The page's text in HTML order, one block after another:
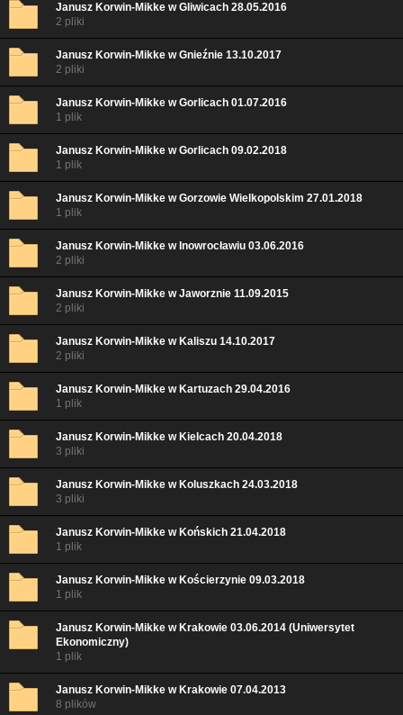
Janusz Korwin-Mikke w Gliwicach 28.05.2016
2 pliki
Janusz Korwin-Mikke w Gnieźnie 13.10.2017
2 pliki
Janusz Korwin-Mikke w Gorlicach 01.07.2016
1 plik
Janusz Korwin-Mikke w Gorlicach 09.02.2018
1 plik
Janusz Korwin-Mikke w Gorzowie Wielkopolskim 27.01.2018
1 plik
Janusz Korwin-Mikke w Inowrocławiu 03.06.2016
2 pliki
Janusz Korwin-Mikke w Jaworznie 11.09.2015
2 pliki
Janusz Korwin-Mikke w Kaliszu 14.10.2017
2 pliki
Janusz Korwin-Mikke w Kartuzach 29.04.2016
1 plik
Janusz Korwin-Mikke w Kielcach 20.04.2018
3 pliki
Janusz Korwin-Mikke w Koluszkach 24.03.2018
3 pliki
Janusz Korwin-Mikke w Końskich 21.04.2018
1 plik
Janusz Korwin-Mikke w Kościerzynie 09.03.2018
1 plik
Janusz Korwin-Mikke w Krakowie 03.06.2014 (Uniwersytet
Ekonomiczny)
1 plik
Janusz Korwin-Mikke w Krakowie 07.04.2013
8 plików